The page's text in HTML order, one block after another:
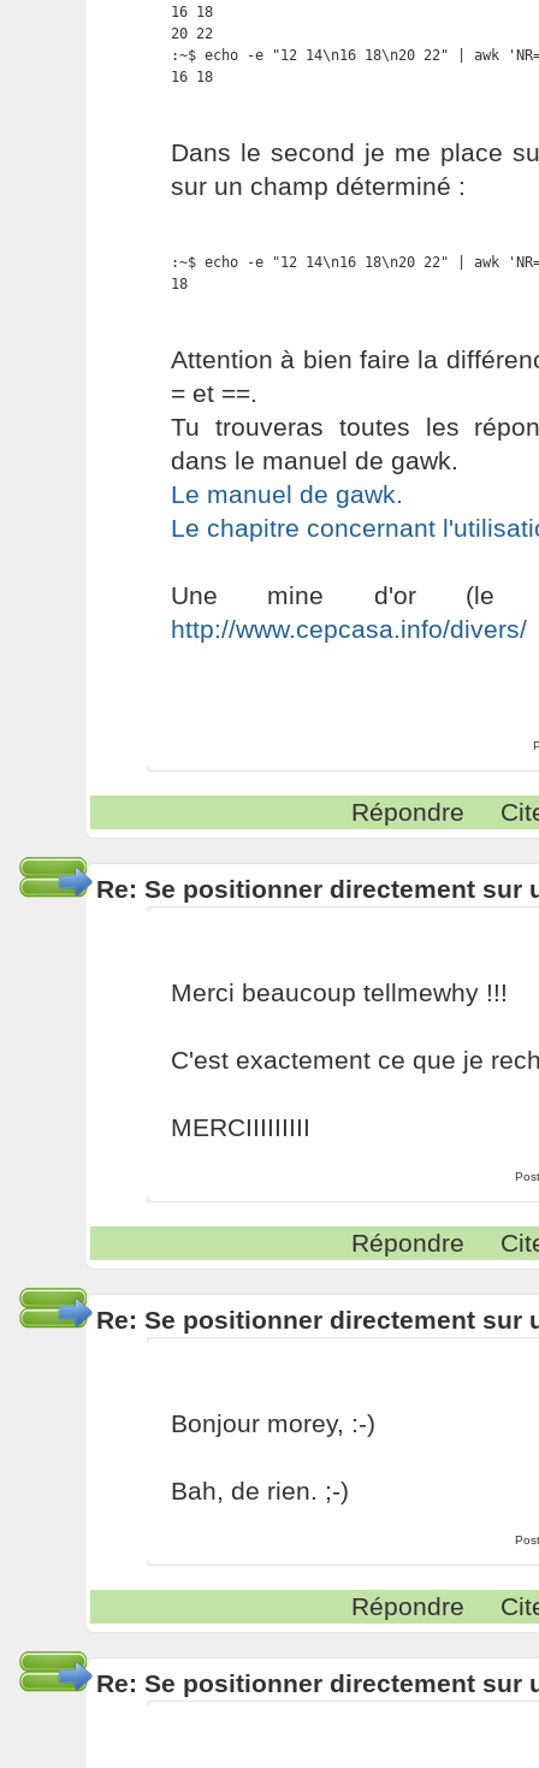
16 18
20 22
:~$ echo -e "12 14\n16 18\n20 22" | awk
16 18
Dans le second je me place
sur un champ déterminé :
:~$ echo -e "12 14\n16 18\n20 22" | awk
18
Attention à bien faire la
= et ==.
Tu trouveras toutes les
dans le manuel de gawk.
Le manuel de gawk.
Le chapitre concernant
Une mine d'or (le
http://www.cepcasa.info/divers/
Répondre
Re: Se positionner directement sur
Merci beaucoup tellmewhy !!!
C'est exactement ce que je
MERCIIIIIIIII
Répondre
Re: Se positionner directement sur
Bonjour morey, :-)
Bah, de rien. ;-)
Répondre
Re: Se positionner directement sur